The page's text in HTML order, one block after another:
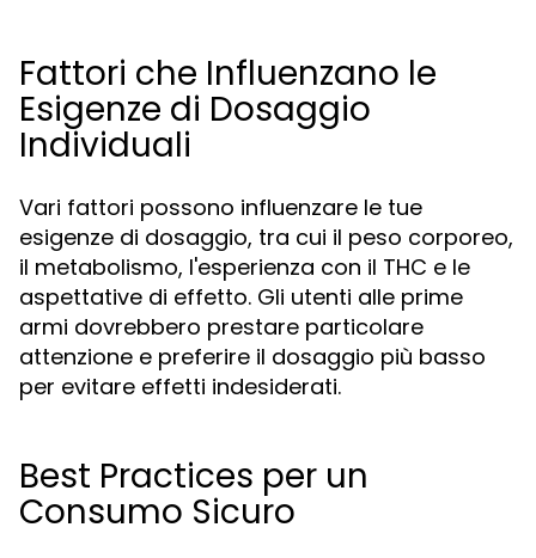
Fattori che Influenzano le
Esigenze di Dosaggio
Individuali
Vari fattori possono influenzare le tue
esigenze di dosaggio, tra cui il peso corporeo,
il metabolismo, l'esperienza con il THC e le
aspettative di effetto. Gli utenti alle prime
armi dovrebbero prestare particolare
attenzione e preferire il dosaggio più basso
per evitare effetti indesiderati.
Best Practices per un
Consumo Sicuro